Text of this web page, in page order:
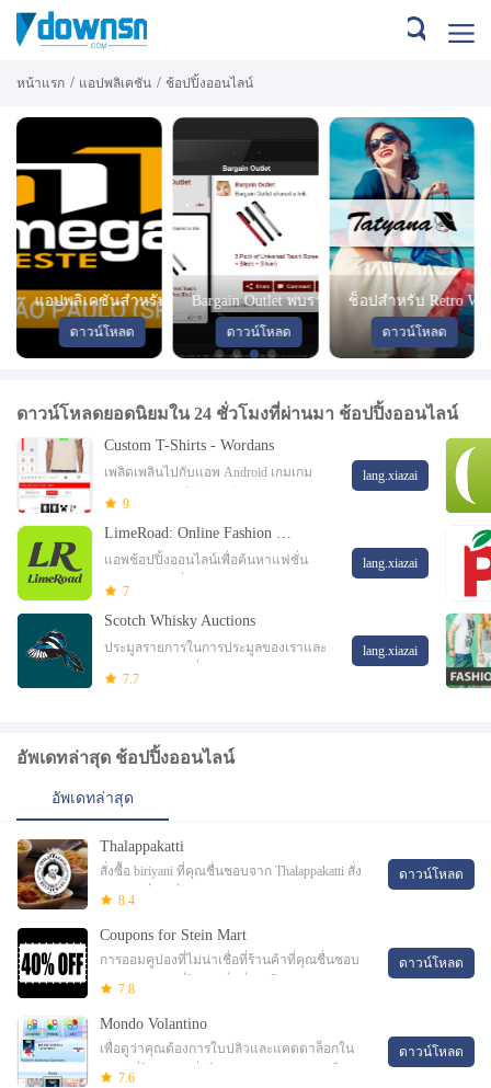
หน้าแรก / แอปพลิเคชัน / ช้อปปิ้งออนไลน์
คุณซื้อสินค้ากับสมา
Store" เป็น
ของโครงการ
แอปพลิเคชันสำหรับเจ้าของร้านค้าวัสดุ
ก่อสร้างและลูกค้า
ดาวน์โหลด
Bargain Outlet พบราคาต่ำใน
คอมพิวเตอร์ส่วนลดอุปกรณ์
อิเล็กทรอนิกส์และ Bargain Outlet หา
ดาวน์โหลด
ช็อปสำหรับ Retro
โดยใช้แอพใหม่ล่าสุด
Boutique! การช็อปปิ้
ดาวน์โหลด
ดาวน์โหลดยอดนิยมใน 24 ชั่วโมงที่ผ่านมา ช้อปปิ้งออนไลน์
Custom T-Shirts - Wordans
เพลิดเพลินไปกับแอพ Android เกมเกม
เพลงภาพยนตร์ทีวีหนังสือนิตยสารและ
อุปกรณ์ของคุณสร้าง o ของคุณ
9
lang.xiazai
LimeRoad: Online Fashion Shop
แอพช้อปปิ้งออนไลน์เพื่อค้นหาแฟชั่น
ของคุณ | แฟชั่นของผู้หญิงชุดผู้ชายและ
เป็นเอกลักษณ์ของคุณกับโลก th
7
lang.xiazai
Scotch Whisky Auctions
ประมูลรายการในการประมูลของเราและ
ติดตามรายการที่คุณเสนอราคาอยู่แล้ว
7.7
lang.xiazai
อัพเดทล่าสุด ช้อปปิ้งออนไลน์
อัพเดทล่าสุด
Thalappakatti
สั่งซื้อ biriyani ที่คุณชื่นชอบจาก Thalappakatti สั่ง
biriyani ที่คุณชื่นชอบจาก Thalappakatti
8.4
ดาวน์โหลด
Coupons for Stein Mart
การออมคูปองที่ไม่น่าเชื่อที่ร้านค้าที่คุณชื่นชอบ
การออมคูปองที่ไม่น่าเชื่อที่ร้านโปรดของคุณ
7.8
ดาวน์โหลด
Mondo Volantino
เพื่อดูว่าคุณต้องการใบปลิวและแคตตาล็อกใน
อิตาลีที่ไหนและเมื่อไหร่ Mondo Volantino เป็น
7.6
ดาวน์โหลด